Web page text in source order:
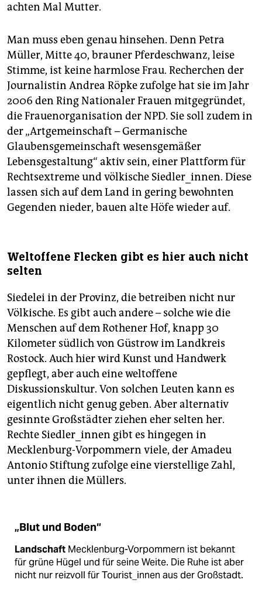
achten Mal Mutter.
Man muss eben genau hinsehen. Denn Petra
Müller, Mitte 40, brauner Pferdeschwanz, leise
Stimme, ist keine harmlose Frau. Recherchen der
Journalistin Andrea Röpke zufolge hat sie im Jahr
2006 den Ring Nationaler Frauen mitgegründet,
die Frauenorganisation der NPD. Sie soll zudem in
der „Artgemeinschaft – Germanische
Glaubensgemeinschaft wesensgemäßer
Lebensgestaltung“ aktiv sein, einer Plattform für
Rechtsex­tre­me und völkische Siedler_innen. Diese
lassen sich auf dem Land in gering bewohnten
Gegenden nieder, bauen alte Höfe wieder auf.
Weltoffene Flecken gibt es hier auch nicht
selten
Siedelei in der Provinz, die betreiben nicht nur
Völkische. Es gibt auch andere – solche wie die
Menschen auf dem Rothener Hof, knapp 30
Kilometer südlich von Güstrow im Landkreis
Rostock. Auch hier wird Kunst und Handwerk
gepflegt, aber auch eine weltoffene
Diskussionskultur. Von solchen Leuten kann es
eigentlich nicht genug geben. Aber alternativ
gesinnte Großstädter ziehen eher selten her.
Rechte Siedler_innen gibt es hingegen in
Mecklenburg-Vorpommern viele, der Amadeu
Antonio Stiftung zufolge eine vierstellige Zahl,
unter ihnen die Müllers.
„Blut und Boden“
Landschaft Mecklenburg-Vorpommern ist bekannt
für grüne Hügel und für seine Weite. Die Ruhe ist aber
nicht nur reizvoll für Tourist_innen aus der Großstadt.